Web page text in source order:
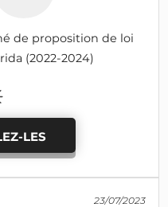
de proposition de loi
(2022-2024)
LES
23/07/2023